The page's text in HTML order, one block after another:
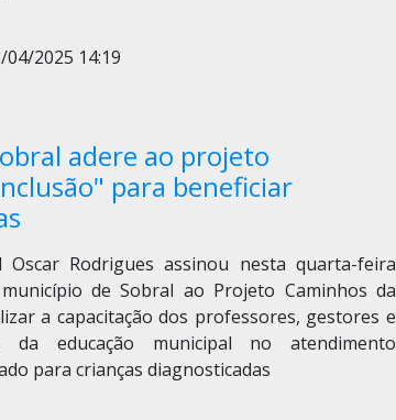
2025 14:19
adere ao projeto
para beneficiar
Rodrigues assinou nesta quarta-feira
de Sobral ao Projeto Caminhos da
a capacitação dos professores, gestores e
da educação municipal no atendimento
para crianças diagnosticadas